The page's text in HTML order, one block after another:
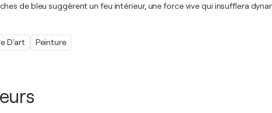
de bleu suggèrent un feu intérieur, une force vive qui insufflera
D'art Peinture